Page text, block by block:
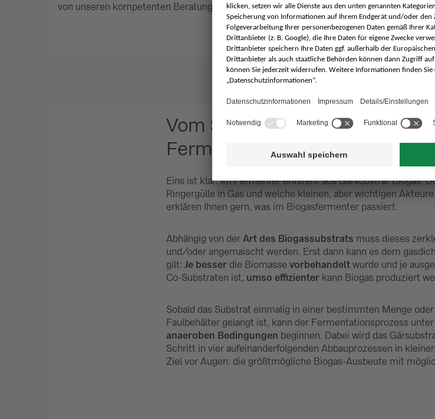
von unseren kompetenten Beratung.
Service-Hotline 0800 / 723 6999
und Experten freuen sich schon
Eine Nachricht
Vom Substrat zum Biogas –
Fermenter einer Biogasanlage
Eins ist klar: Im Fermenter entsteht aus Gärsubstrat Biogas.
Ringergülle in Gas und welche kleinen, aber wichtigen
erklären Ihnen gern, was im Biogasfermenter passiert.
Abhängig von der Art des Biogassubstrats muss dieses
und/oder angemaischt werden. Erst dann kann es dem
gilt: Je besser die Biomassevorbehandeltwurde und je
Co-Substraten ist, umso effizienter kann Biogas produziert
Sobald das Substrat einmalig in einer bestimmten Menge
Faulbehälter gelangt ist, kann der Fermentationsprozess
anaeroben Bedingungen beginnen. Dabei wird das
Schritt in vier aufeinanderfolgenden Abbauprozessen in
Ziel vor Augen: die größtmögliche Biogas-Ausbeute mit